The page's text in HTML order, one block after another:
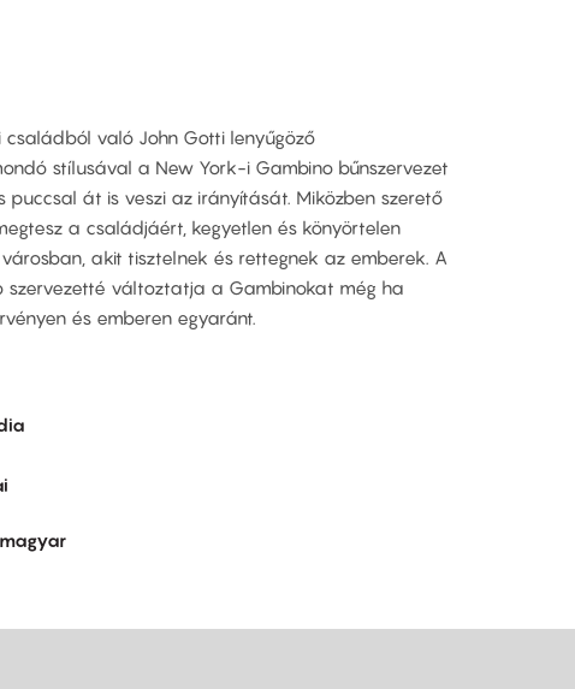
való John Gotti lenyűgöző
stílusával a New York-i Gambino bűnszervezet
puccsal át is veszi az irányítását. Miközben szerető
a családjáért, kegyetlen és könyörtelen
akit tisztelnek és rettegnek az emberek. A
szervezetté változtatja a Gambinokat még ha
és emberen egyaránt.
magyar